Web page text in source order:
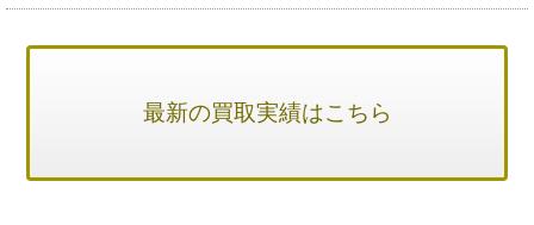
最新の買取実績はこちら